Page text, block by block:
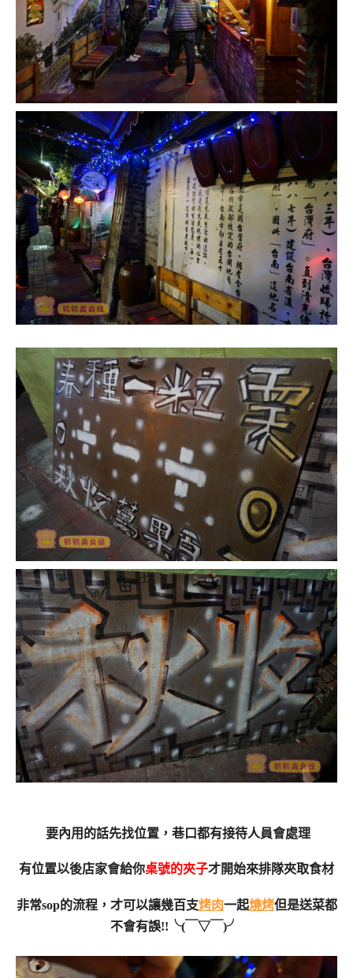
要內用的話先找位置，巷口都有接待人員會處理
有位置以後店家會給你桌號的夾子才開始來排隊夾取食材
非常sop的流程，才可以讓幾百支烤肉一起燒烤但是送菜都
不會有誤!!╰(￣▽￣)╯